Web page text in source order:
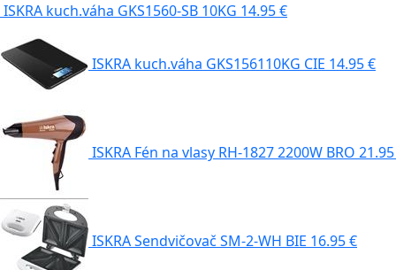
ISKRA kuch.váha GKS1560-SB 10KG 14.95 €
ISKRA kuch.váha GKS156110KG CIE 14.95 €
ISKRA Fén na vlasy RH-1827 2200W BRO
ISKRA Sendvičovač SM-2-WH BIE 16.95 €